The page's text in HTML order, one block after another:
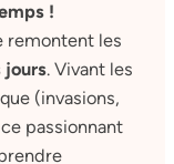
!
remontent les
jours. Vivant les
(invasions,
passionnant